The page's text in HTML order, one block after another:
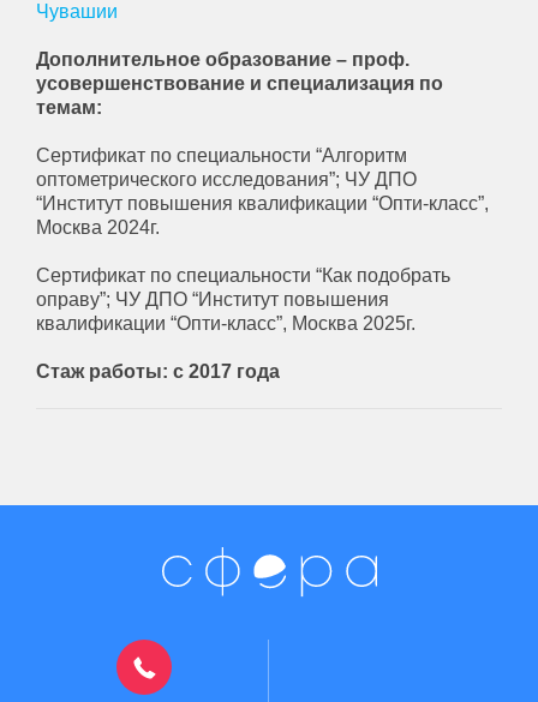
Чувашии
Дополнительное образование – проф.
усовершенствование и специализация по
темам:
Сертификат по специальности “Алгоритм
оптометрического исследования”; ЧУ ДПО
“Институт повышения квалификации “Опти-класс”,
Москва 2024г.
Сертификат по специальности “Как подобрать
оправу”; ЧУ ДПО “Институт повышения
квалификации “Опти-класс”, Москва 2025г.
Стаж работы: с 2017 года